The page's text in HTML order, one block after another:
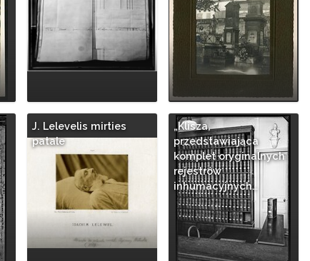
J. Lelevelis mirties
patale
„Klisza,
przedstawiająca
komplet oryginalnych
rejestrów
inhumacyjnych…